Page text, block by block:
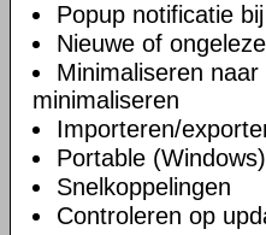
Popup notificatie
Nieuwe of
Minimaliseren
minimaliseren
Importeren/
Portable (Windows)
Snelkoppelingen
Controleren op